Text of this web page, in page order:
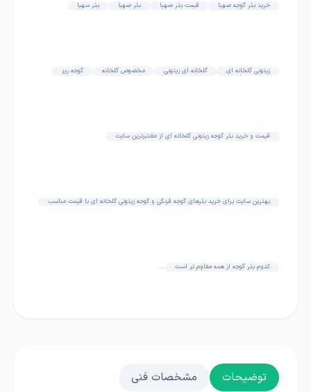
خرید بذر گوجه صهبا قیمت بذر صهبا بذر صهبا بذر سهبا
زیتونی گلخانه ای گلخانه ای زیتونی مخصوص گلخانه گوجه ریز
قیمت و خرید بذر گوجه زیتونی گلخانه ای از معتبرترین سایت
بهترین سایت برای خرید بذرهای گوجه فرنگی و گوجه زیتونی گلخانه ای با قیمت مناسب
کدوم بذر گوجه از همه مقاوم تر است ...
توضیحات مشخصات فنی